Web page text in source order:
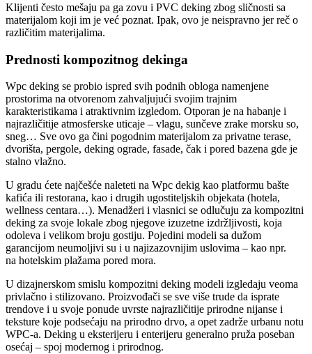
Klijenti često mešaju pa ga zovu i PVC deking zbog sličnosti sa
materijalom koji im je već poznat. Ipak, ovo je neispravno jer reč o
različitim materijalima.
Prednosti kompozitnog dekinga
Wpc deking se probio ispred svih podnih obloga namenjene
prostorima na otvorenom zahvaljujući svojim trajnim
karakteristikama i atraktivnim izgledom. Otporan je na habanje i
najrazličitije atmosferske uticaje – vlagu, sunčeve zrake morsku so,
sneg… Sve ovo ga čini pogodnim materijalom za privatne terase,
dvorišta, pergole, deking ograde, fasade, čak i pored bazena gde je
stalno vlažno.
U gradu ćete najčešće naleteti na Wpc dekig kao platformu bašte
kafića ili restorana, kao i drugih ugostiteljskih objekata (hotela,
wellness centara…). Menadžeri i vlasnici se odlučuju za kompozitni
deking za svoje lokale zbog njegove izuzetne izdržljivosti, koja
odoleva i velikom broju gostiju. Pojedini modeli sa dužom
garancijom neumoljivi su i u najizazovnijim uslovima – kao npr.
na hotelskim plažama pored mora.
U dizajnerskom smislu kompozitni deking modeli izgledaju veoma
privlačno i stilizovano. Proizvođači se sve više trude da isprate
trendove i u svoje ponude uvrste najrazličitije prirodne nijanse i
teksture koje podsećaju na prirodno drvo, a opet zadrže urbanu notu
WPC-a. Deking u eksterijeru i enterijeru generalno pruža poseban
osećaj – spoj modernog i prirodnog.